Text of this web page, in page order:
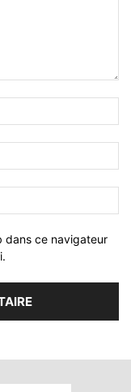
dans ce navigateur